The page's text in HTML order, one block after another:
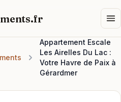
Appartement Escale
Les Airelles Du Lac :
Votre Havre de Paix à
Gérardmer